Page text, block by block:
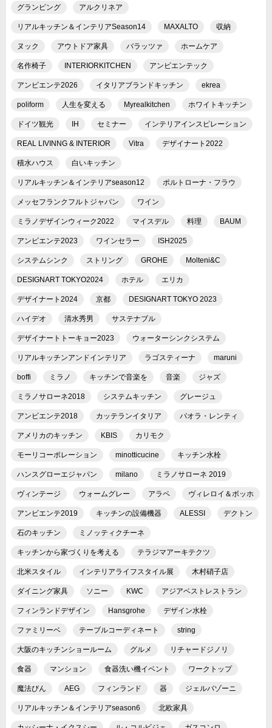
グランピング アルクリネア
リアルキッチン＆インテリアSeason14 MAXALTO 収納
ヌック アウトドア家具 バラッツァ ホームケア
名作椅子 INTERIORKITCHEN アンビエンテック
アンビエンテ2026 イタリアブランドキッチン ekrea
poliform 人生を変える Myrealkitchen ホワイトキッチン
ドイツ観光 IH セミナー インテリアインスピレーション
REAL LIVINNG & INTERIOR Vitra デザイナート2022
積水ハウス 白いキッチン
リアルキッチン＆インテリアseason12 ポルトローナ・フラウ
メッセフランクフルトジャパン ワイン
ミラノデザインウィーク2022 マイスデル 料理 BAUM
アンビエンテ2023 ワインセラー ISH2025
システムシンク ストリング GROHE Molteni&C
DESIGNART TOKYO2024 ホテル エリカ
デザイナート2024 京都 DESIGNART TOKYO 2023
ハイデオ 清水秀男 サステナブル
デザイナートトーキョー2023 ウォーターシンクシステム
リアルキッチンアンドインテリア ラゴスティーナ maruni
boffi ミラノ キッチンで音楽を 音楽 ジャズ
ミラノサローネ2018 システムキッチン グレージュ
アンビエンテ2018 カッテランイタリア パオラ・レンティ
アメリカのキッチン KBIS カリモク
モーリコーポレーション minotticucine キッチン水栓
ハンスグローエジャパン milano ミラノサローネ 2019
ヴィンテージ ウォームグレー アラペ ヴィレロイ＆ボッホ
アンビエンテ2019 キッチンの設備機器 ALESSI デクトン
石のキッチン ミノッティクチーネ
キッチンから家づくりを考える テラジマアーキテクツ
北米スタイル インテリアライフスタイル展 木村硝子店
ダイニング家具 ソニー KWC アジアベストレストラン
フィンランドデザイン Hansgrohe デザイン水栓
ファミリーベ テーブルコーディネート string
大阪のキッチンショールーム グルメ リチャードジノリ
食器 マンション 食器洗い機イベント ワークトップ
魔法びん AEG フィンランド 器 ジェルバゾーニ
リアルキッチン＆インテリアseason6 北欧家具